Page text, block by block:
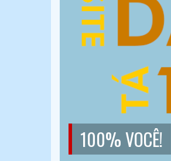
100% VOCÊ!